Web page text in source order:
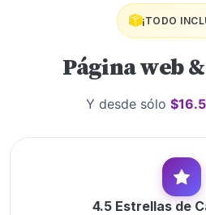
¡TODO
Página web
Y desde sólo
4.5 Estrellas de